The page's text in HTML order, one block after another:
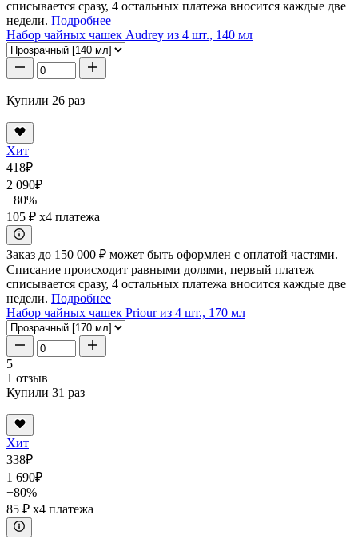
списывается сразу, 4 остальных платежа вносится каждые две
недели. Подробнее
Набор чайных чашек Audrey из 4 шт., 140 мл
Купили 26 раз
Хит
418₽
2 090₽
−80%
105 ₽ x4 платежа
Заказ до 150 000 ₽ может быть оформлен с оплатой частями.
Списание происходит равными долями, первый платеж
списывается сразу, 4 остальных платежа вносится каждые две
недели. Подробнее
Набор чайных чашек Priour из 4 шт., 170 мл
5
1 отзыв
Купили 31 раз
Хит
338₽
1 690₽
−80%
85 ₽ x4 платежа